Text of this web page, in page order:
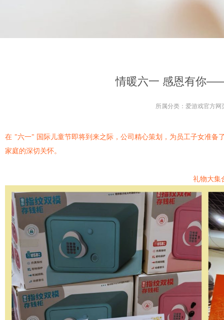
情暖六一 感恩有你
所属分类： 爱游戏官方网
在 "六一" 国际儿童节即将到来之际，公司精心策划，为员工子女准
家庭的深切关怀。
礼物大集